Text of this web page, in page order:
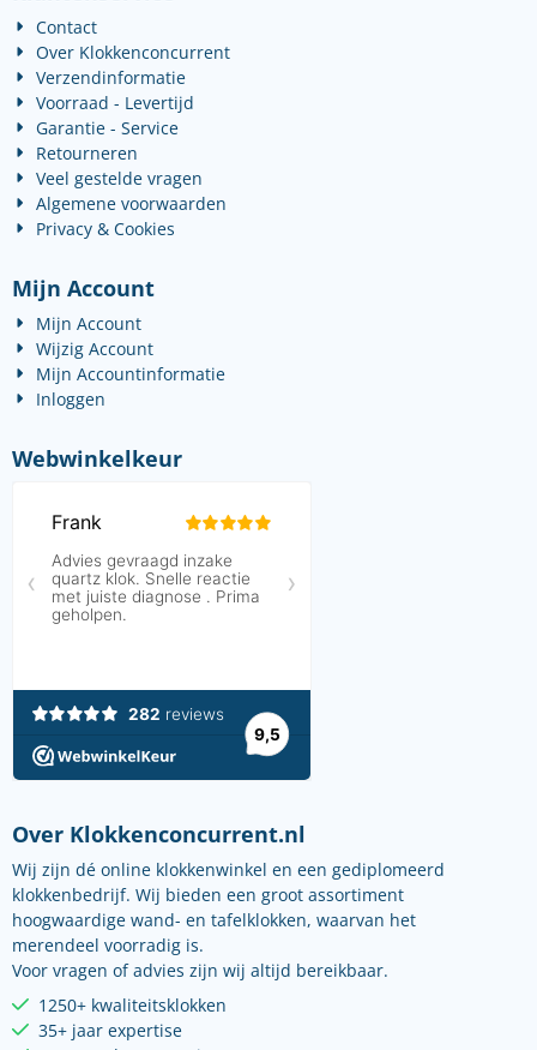
Contact
Over Klokkenconcurrent
Verzendinformatie
Voorraad - Levertijd
Garantie - Service
Retourneren
Veel gestelde vragen
Algemene voorwaarden
Privacy & Cookies
Mijn Account
Mijn Account
Wijzig Account
Mijn Accountinformatie
Inloggen
Webwinkelkeur
Over Klokkenconcurrent.nl
Wij zijn dé online klokkenwinkel en een gediplomeerd
klokkenbedrijf. Wij bieden een groot assortiment
hoogwaardige wand- en tafelklokken, waarvan het
merendeel voorradig is.
Voor vragen of advies zijn wij altijd bereikbaar.
1250+ kwaliteitsklokken
35+ jaar expertise